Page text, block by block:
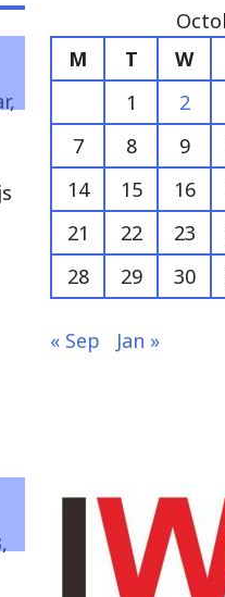
23
28
29 30
« Sep Jan »